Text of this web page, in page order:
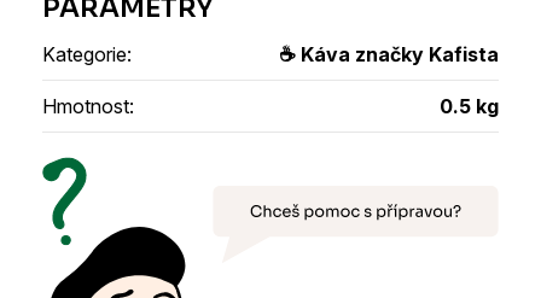
Kategorie: ☕ Káva značky Kafista
Hmotnost: 0.5 kg